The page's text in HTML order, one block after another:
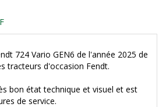
724 Vario GEN6 de l'année 2025 de
tracteurs d'occasion Fendt.
bon état technique et visuel et est
de service.